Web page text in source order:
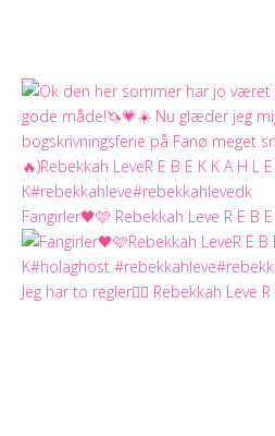
Fangirler🖤🩷 Rebekkah Leve R E B E
Jeg har to regler✌🏻 Rebekkah Leve R